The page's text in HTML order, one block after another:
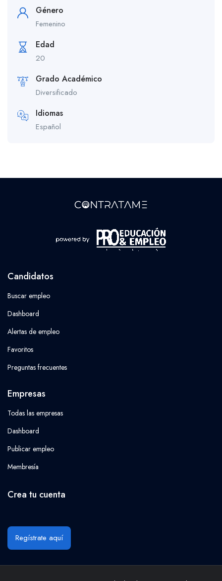
Género
Femenino
Edad
20
Grado Académico
Diversificado
Idiomas
Español
Candidatos
Buscar empleo
Dashboard
Alertas de empleo
Favoritos
Preguntas frecuentes
Empresas
Todas las empresas
Dashboard
Publicar empleo
Membresía
Crea tu cuenta
Regístrate aquí